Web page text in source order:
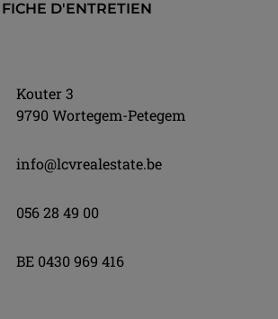
FICHE D'ENTRETIEN
Kouter 3
9790 Wortegem-Petegem
info@lcvrealestate.be
056 28 49 00
BE 0430 969 416